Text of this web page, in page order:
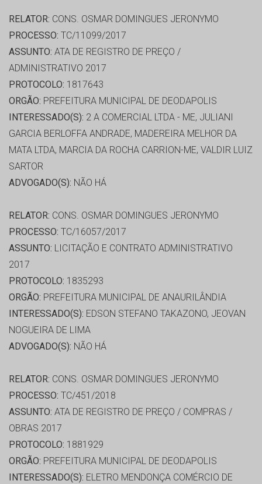
RELATOR: CONS. OSMAR DOMINGUES JERONYMO
PROCESSO: TC/11099/2017
ASSUNTO: ATA DE REGISTRO DE PREÇO /
ADMINISTRATIVO 2017
PROTOCOLO: 1817643
ORGÃO: PREFEITURA MUNICIPAL DE DEODAPOLIS
INTERESSADO(S): 2 A COMERCIAL LTDA - ME, JULIANI
GARCIA BERLOFFA ANDRADE, MADEREIRA MELHOR DA
MATA LTDA, MARCIA DA ROCHA CARRION-ME, VALDIR LUIZ
SARTOR
ADVOGADO(S): NÃO HÁ
RELATOR: CONS. OSMAR DOMINGUES JERONYMO
PROCESSO: TC/16057/2017
ASSUNTO: LICITAÇÃO E CONTRATO ADMINISTRATIVO
2017
PROTOCOLO: 1835293
ORGÃO: PREFEITURA MUNICIPAL DE ANAURILÂNDIA
INTERESSADO(S): EDSON STEFANO TAKAZONO, JEOVAN
NOGUEIRA DE LIMA
ADVOGADO(S): NÃO HÁ
RELATOR: CONS. OSMAR DOMINGUES JERONYMO
PROCESSO: TC/451/2018
ASSUNTO: ATA DE REGISTRO DE PREÇO / COMPRAS /
OBRAS 2017
PROTOCOLO: 1881929
ORGÃO: PREFEITURA MUNICIPAL DE DEODAPOLIS
INTERESSADO(S): ELETRO MENDONÇA COMÉRCIO DE